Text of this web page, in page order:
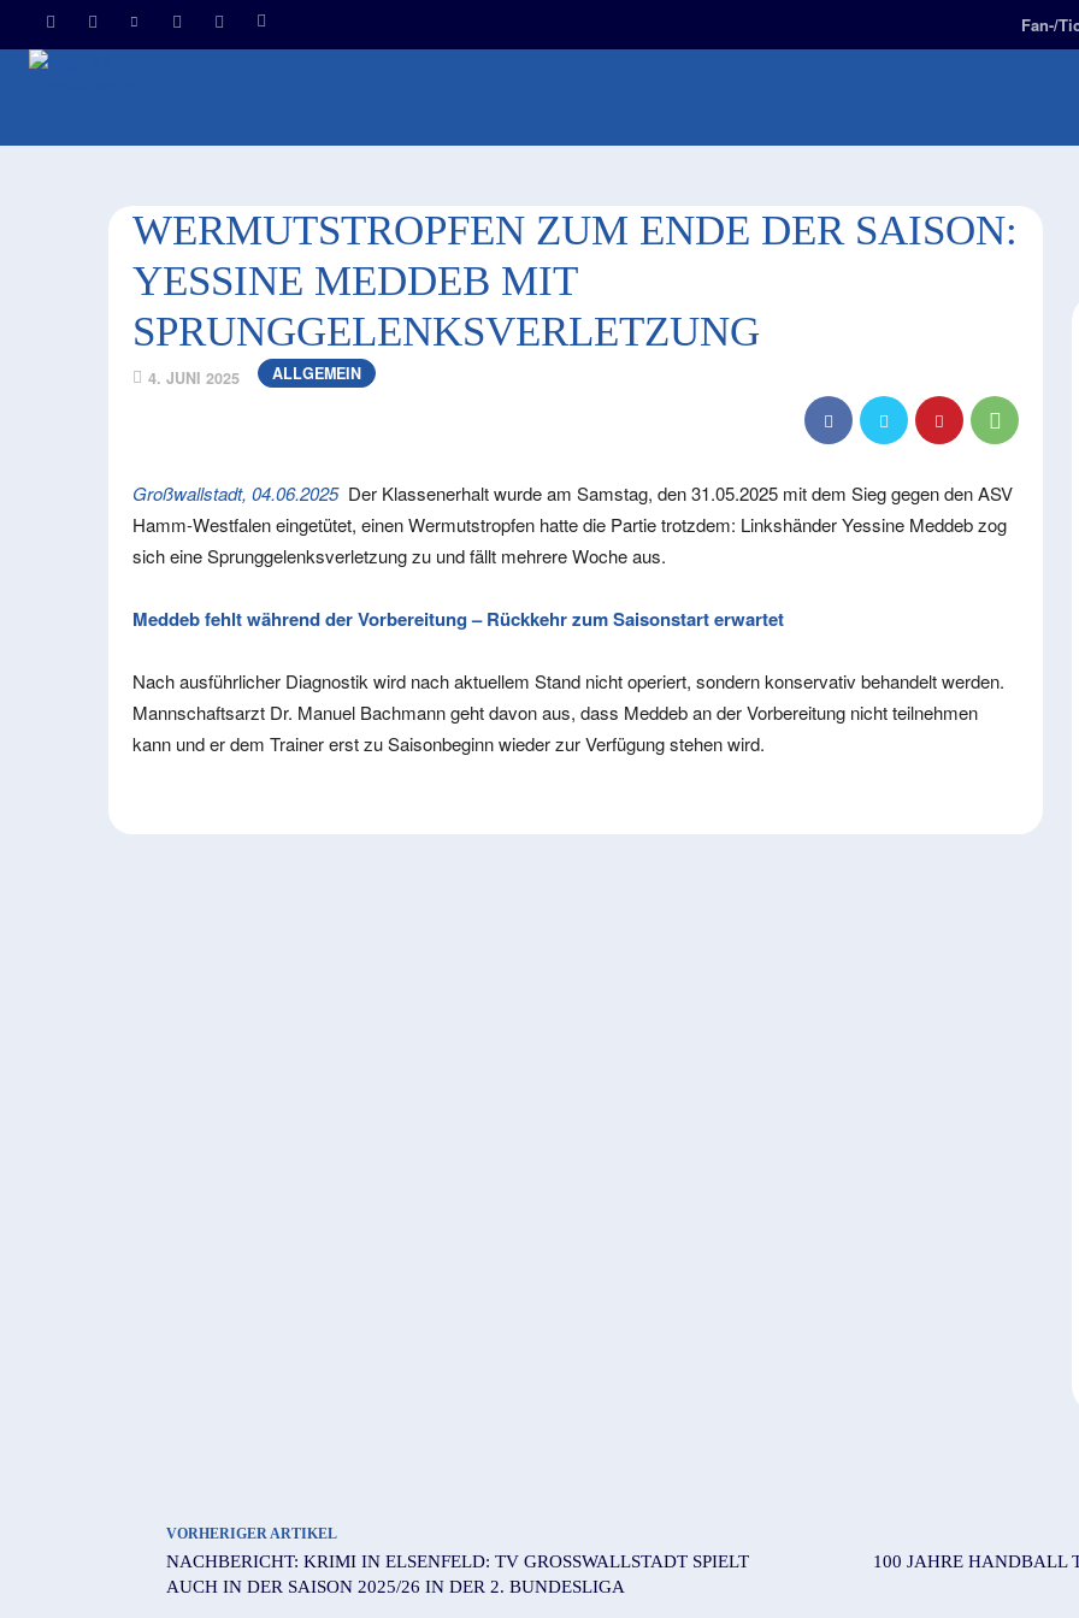
Fan-/
WERMUTSTROPFEN ZUM ENDE DER SAISON:
YESSINE MEDDEB MIT
SPRUNGGELENKSVERLETZUNG
4. JUNI 2025 ALLGEMEIN
Großwallstadt, 04.06.2025 Der Klassenerhalt wurde am Samstag, den 31.05.2025 mit dem Sieg gegen den ASV
Hamm-Westfalen eingetütet, einen Wermutstropfen hatte die Partie trotzdem: Linkshänder Yessine Meddeb zog
sich eine Sprunggelenksverletzung zu und fällt mehrere Woche aus.
Meddeb fehlt während der Vorbereitung – Rückkehr zum Saisonstart erwartet
Nach ausführlicher Diagnostik wird nach aktuellem Stand nicht operiert, sondern konservativ behandelt werden.
Mannschaftsarzt Dr. Manuel Bachmann geht davon aus, dass Meddeb an der Vorbereitung nicht teilnehmen
kann und er dem Trainer erst zu Saisonbeginn wieder zur Verfügung stehen wird.
VORHERIGER ARTIKEL
NACHBERICHT: KRIMI IN ELSENFELD: TV GROSSWALLSTADT SPIELT A
UCH IN DER SAISON 2025/26 IN DER 2. BUNDESLIGA
100 JAHRE HANDBALL